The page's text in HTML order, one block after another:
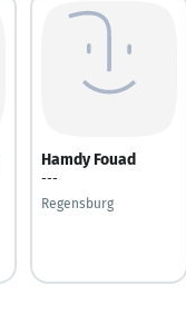
Hamdy Fouad
---
Regensburg